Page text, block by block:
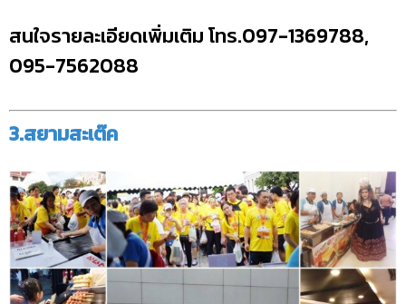
สนใจรายละเอียดเพิ่มเติม โทร.097-1369788,
095-7562088
3.สยามสะเต๊ค